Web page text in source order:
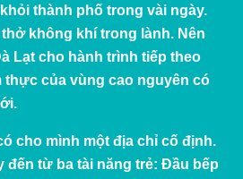
thành phố trong vài ngày.
không khí trong lành. Nên
Lạt cho hành trình tiếp theo
thực của vùng cao nguyên có
cho mình một địa chỉ cố định.
đến từ ba tài năng trẻ: Đầu bếp